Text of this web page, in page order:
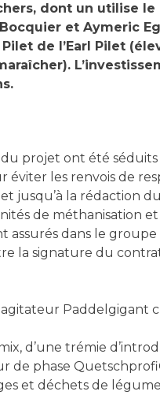
dont un utilise le
et Aymeric
de l’Earl Pilet
projet ont été
les renvois de
jusqu’à la rédaction
de méthanisation
dans le
la signature du
Paddelgigant
d’une trémie
de phase
et déchets de